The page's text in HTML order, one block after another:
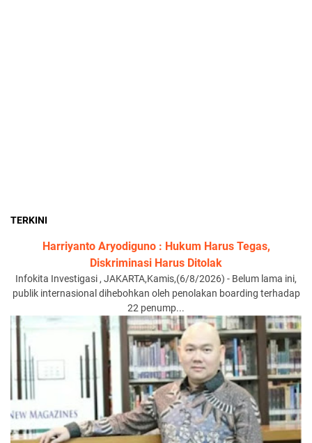
TERKINI
Harriyanto Aryodiguno : Hukum Harus Tegas,
Diskriminasi Harus Ditolak
Infokita Investigasi , JAKARTA,Kamis,(6/8/2026) - Belum lama ini,
publik internasional dihebohkan oleh penolakan boarding terhadap
22 penump...